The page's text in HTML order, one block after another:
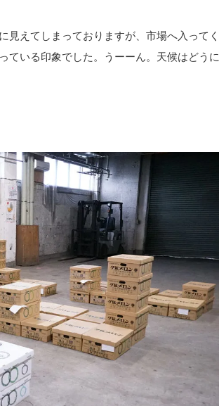
見えてしまっておりますが、市場へ入ってく
ている印象でした。うーーん。天候はどうに